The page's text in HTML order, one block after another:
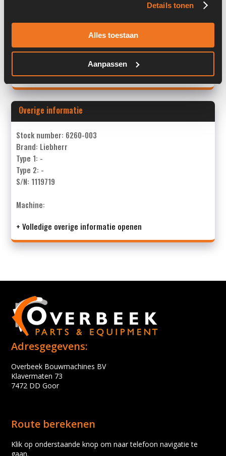
Details tonen
Alles toestaan
Aanpassen
Past op de volgende machines:
Claas TORION 1812/ Liebherr L550
Overige informatie
Stock number: 6260-003
Brand: Liebherr
Type 1: -
Type 2: -
S/N: 1119719
Machine:
+ Volledige overige informatie openen
Adresgegevens:
Overbeek Bouwmachines BV
Klavermaten 73
7472 DD Goor
Route berekenen
Klik op onderstaande knop om naar telefoon navigatie te
gaan.